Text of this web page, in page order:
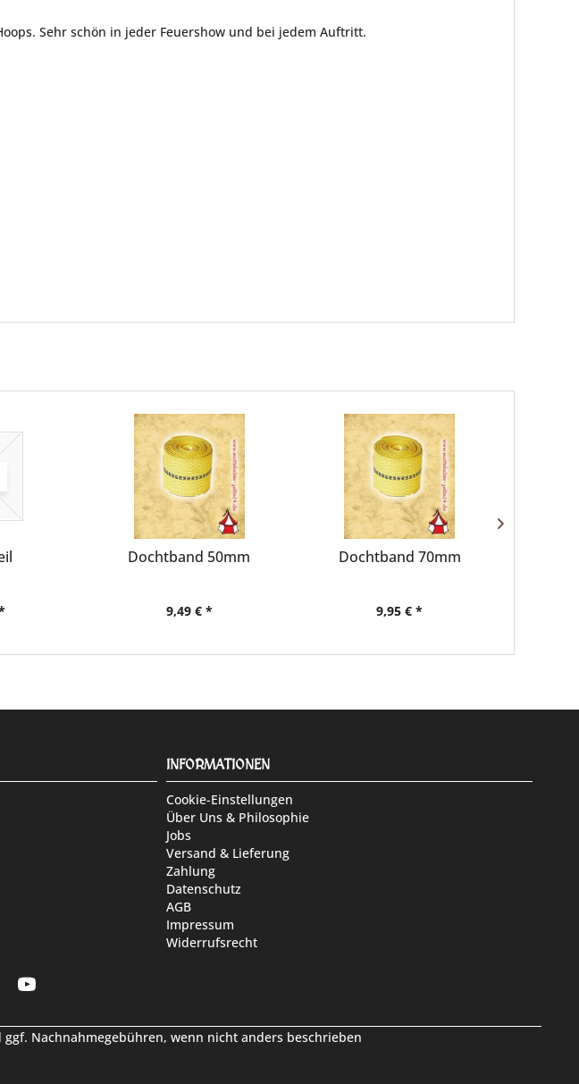
Sehr schön in jeder Feuershow und bei jedem Auftritt.
Dochtband 50mm
9,49 € *
Dochtband 70mm
9,95 € *
INFORMATIONEN
Cookie-Einstellungen
Über Uns & Philosophie
Jobs
Versand & Lieferung
Zahlung
Datenschutz
AGB
Impressum
Widerrufsrecht
ggf. Nachnahmegebühren, wenn nicht anders beschrieben